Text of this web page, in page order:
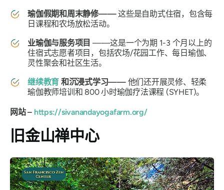
瑜伽假期和周末静修——这些是自助式住宿，包含每
日课程和农场放松活动。
业瑜伽与服务项目 ——这是一个为期 1-3 个月以上的
住宿式志愿者项目，包括农场/花园工作、每日瑜伽、
灵性聚会和社区生活。
继续教育 和沉浸式学习—— 他们还开展灵修、轻柔
瑜伽教师培训和 800 小时瑜伽疗法课程 (SYHET)。
网站 – https://sivanandayogafarm.org/
旧金山禅中心